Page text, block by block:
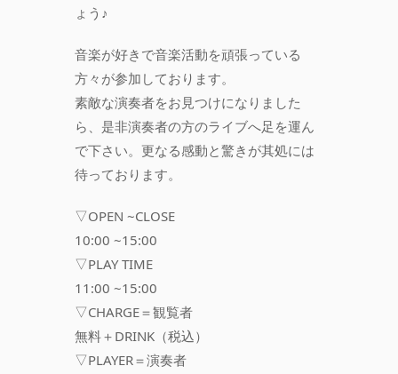
ょう♪
音楽が好きで音楽活動を頑張っている
方々が参加しております。
素敵な演奏者をお見つけになりました
ら、是非演奏者の方のライブへ足を運ん
で下さい。更なる感動と驚きが其処には
待っております。
▽OPEN ~CLOSE
10:00 ~15:00
▽PLAY TIME
11:00 ~15:00
▽CHARGE＝観覧者
無料＋DRINK（税込）
▽PLAYER＝演奏者